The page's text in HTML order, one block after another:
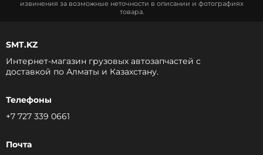
извинения за возможные неточности в описании и фотографиях
товара.
SMT.KZ
Интернет-магазин грузовых автозапчастей c
доставкой по Алматы и Казахстану.
Телефоны
+7 727 339 0661
Почта